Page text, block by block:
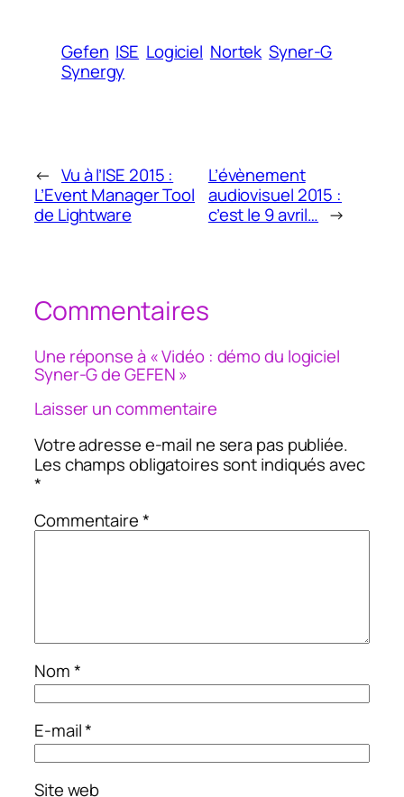
Gefen ISE Logiciel Nortek Syner-G
Synergy
← Vu à l’ISE 2015 :
L’Event Manager Tool
de Lightware
L’évènement
audiovisuel 2015 :
c’est le 9 avril… →
Commentaires
Une réponse à « Vidéo : démo du logiciel
Syner-G de GEFEN »
Laisser un commentaire
Votre adresse e-mail ne sera pas publiée.
Les champs obligatoires sont indiqués avec
*
Commentaire*
Nom*
E-mail*
Site web